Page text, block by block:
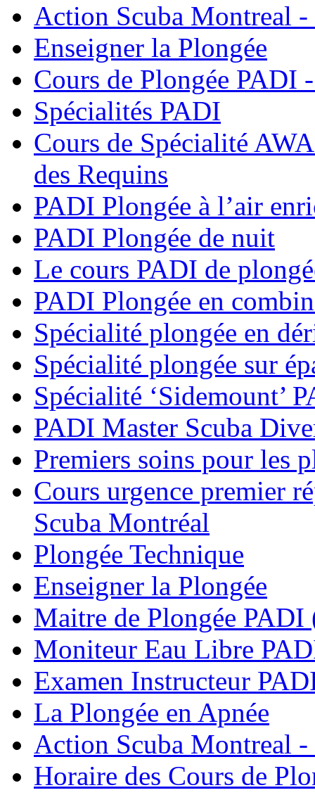
Action Scuba Montreal
Enseigner la Plongée
Cours de Plongée PADI
Spécialités PADI
Cours de Spécialité
des Requins
PADI Plongée à l’air
PADI Plongée de nuit
Le cours PADI de
PADI Plongée en
Spécialité plongée en
Spécialité plongée sur
Spécialité ‘Sidemount’
PADI Master Scuba
Premiers soins pour les
Cours urgence premier
Scuba Montréal
Plongée Technique
Enseigner la Plongée
Maitre de Plongée PADI
Moniteur Eau Libre
Examen Instructeur
La Plongée en Apnée
Action Scuba Montreal
Horaire des Cours de